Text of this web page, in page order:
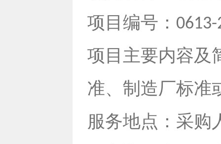
项目编号：
项目主要内容及
准、制造厂标准
服务地点：采购